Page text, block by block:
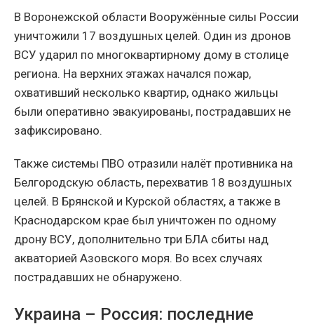
В Воронежской области Вооружённые силы России
уничтожили 17 воздушных целей. Один из дронов
ВСУ ударил по многоквартирному дому в столице
региона. На верхних этажах начался пожар,
охвативший несколько квартир, однако жильцы
были оперативно эвакуированы, пострадавших не
зафиксировано.
Также системы ПВО отразили налёт противника на
Белгородскую область, перехватив 18 воздушных
целей. В Брянской и Курской областях, а также в
Краснодарском крае был уничтожен по одному
дрону ВСУ, дополнительно три БЛА сбиты над
акваторией Азовского моря. Во всех случаях
пострадавших не обнаружено.
Украина – Россия: последние